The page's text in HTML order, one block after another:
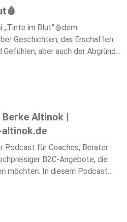
„Tinte im Blut“🩸dem
Geschichten, das Erschaffen
aber auch der Abgründe
bearbeiten. Erzählen wie das
beeinflusst hat. Meine
dass dies auch passieren
diesem Buchpodcast dabei seid
gerne auf TikTok unter
🫶 Eure Lea
Berke Altinok |
Podcast für Coaches, Berater
B2C-Angebote, die
möchten. In diesem Podcast
und YouTube Shorts zu
Strom qualifizierter Anfragen